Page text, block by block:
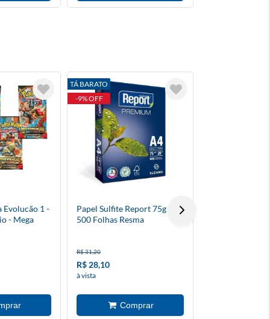
Evolucão 1 -
- Mega
TÁ BARATO
-9% OFF
Papel Sulfite Report 75g A4
500 Folhas Resma
R$ 31,20
R$ 28,10
à vista